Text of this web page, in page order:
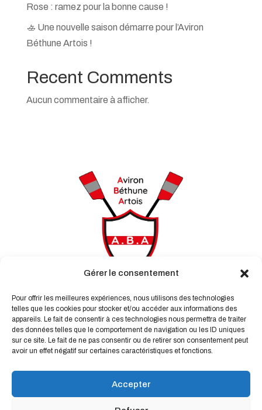
Gérer le consentement
Pour offrir les meilleures expériences, nous utilisons des technologies
telles que les cookies pour stocker et/ou accéder aux informations des
appareils. Le fait de consentir à ces technologies nous permettra de traiter
des données telles que le comportement de navigation ou les ID uniques
sur ce site. Le fait de ne pas consentir ou de retirer son consentement peut
avoir un effet négatif sur certaines caractéristiques et fonctions.
Accepter
Rose : ramez pour la bonne cause !
🚣 Une nouvelle saison démarre pour l’Aviron
Béthune Artois !
Recent Comments
Aucun commentaire à afficher.
 Aviron Béthune Artois
34 Port de Plaisance
62400 Béthune
 06.99.02.14.06